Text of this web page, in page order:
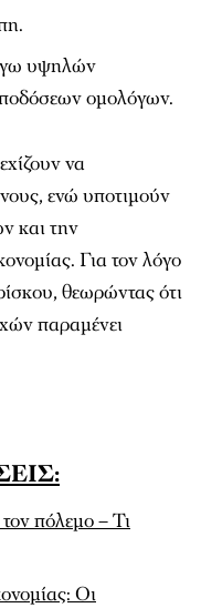
υψηλών
ομολόγων.
να
ενώ υποτιμούν
και την
Για τον λόγο
θεωρώντας ότι
παραμένει
πόλεμο – Τι
Οι